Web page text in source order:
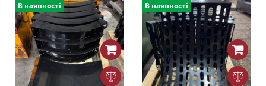
В наявності В наявності